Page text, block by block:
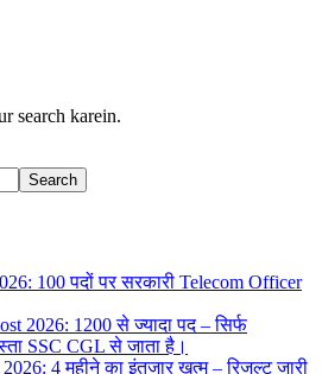
search karein.
Search
100 पदों पर सरकारी Telecom Officer
2026: 1200 से ज्यादा पद – सिर्फ
SSC CGL से जाता है।
4 महीने का इंतजार खत्म – रिजल्ट जारी